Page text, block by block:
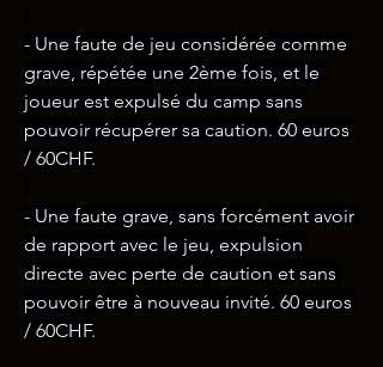
- Une faute de jeu considérée comme
grave, répétée une 2ème fois, et le
joueur est expulsé du camp sans
pouvoir récupérer sa caution. 60 euros
/ 60CHF.
- Une faute grave, sans forcément avoir
de rapport avec le jeu, expulsion
directe avec perte de caution et sans
pouvoir être à nouveau invité. 60 euros
/ 60CHF.